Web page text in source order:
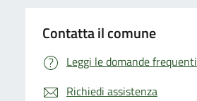
Contatta il comune
Leggi le domande frequenti
Richiedi assistenza